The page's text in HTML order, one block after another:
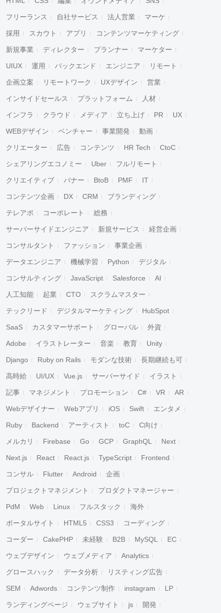
フリーランス 自社サービス 法人営業 マーケ
採用 スカウト アプリ コンテンツマーケティング
新規事業 ディレクター プランナー マーケター
UIUX 運用 バックエンド エンジニア リモート
企画立案 リモートワーク UXデザイン 営業
インサイドセールス プラットフォーム 人材
インフラ クラウド メディア 立ち上げ PR UX
WEBデザイン ベンチャー 事業開発 動画
クリエーター 広告 コンテンツ HR Tech CtoC
シェアリングエコノミー Uber フルリモート
クリエイティブ バナー BtoB PMF IT
コンテンツ企画 DX CRM ブランディング
テレアポ コーポレート 総務
サーバーサイドエンジニア 新規サービス 経営企画
コンサルタント ファッション 事業企画
データエンジニア 機械学習 Python デジタル
コンサルティング JavaScript Salesforce AI
人工知能 起業 CTO スクラムマスター
テックリード デジタルマーケティング HubSpot
SaaS カスタマーサポート グローバル 外資
Adobe イラストレーター 音楽 教育 Unity
Django Ruby on Rails モダンな技術 長期継続も可
高時給 UI/UX Vue.js サーバーサイド イラスト
記事 マネジメント プロモーション C# VR AR
Webデザイナー Webアプリ iOS Swift エンタメ
Ruby Backend アーティスト toC C向け
メルカリ Firebase Go GCP GraphQL Next
Next.js React React.js TypeScript Frontend
コンサル Flutter Android 企画
プロジェクトマネジメント プロダクトマネージャー
PdM Web Linux フルスタック 海外
ポータルサイト HTML5 CSS3 コーディング
コーダー CakePHP 未経験 B2B MySQL EC
ウェブデザイン ウェブメディア Analytics
グロースハック データ分析 リスティング広告
SEM Adwords コンテンツ制作 instagram LP
ランディングページ ウェブサイト js 開発